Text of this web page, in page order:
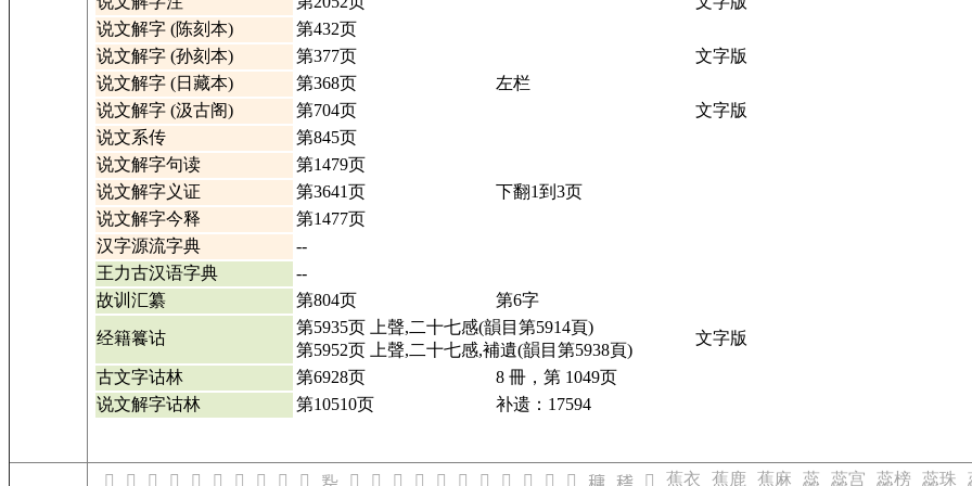
说文解字 (陈刻本)
第432页
说文解字 (孙刻本)
第377页
文字版
说文解字 (日藏本)
第368页
左栏
说文解字 (汲古阁)
第704页
文字版
说文系传
第845页
说文解字句读
第1479页
说文解字义证
第3641页
下翻1到3页
说文解字今释
第1477页
汉字源流字典
--
王力古汉语字典
--
故训汇纂
第804页 第6字
经籍籑诂
第5935页 上聲,二十七感(韻目第5914頁)
第5952页 上聲,二十七感,補遺(韻目第5938頁)
文字版
古文字诂林 第6928页
8 冊，第 1049页
说文解字诂林
第10510页 补遗：17594
𢆖 𢆗 𢆘 𢆙 𢆚 𢆛 𢆜 𢆝 𢆞 𢆠 𢆢 𢆣 𢆤 𢆦 𢆧 𢆨 𢆩 𥡮 𥡯 𥡰 𥡱 𥡵 蕉衣 蕉鹿 蕉麻 蕊 蕊宫 蕊榜 蕊珠